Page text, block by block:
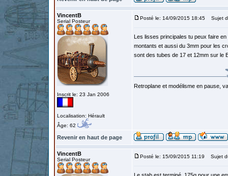
VincentB
Serial Posteur
Inscrit le: 23 Jan 2006
Localisation: Hérault
Âge: 62
Posté le: 14/09/2015 18:45 Sujet
Les lisses principales tu peux faire
montants et aussi du 3mm pour les
sont des tubes de 17 et 12mm sur le
Retroplane et modélisme en pause,
Revenir en haut de page
VincentB
Serial Posteur
Posté le: 15/09/2015 11:19 Sujet